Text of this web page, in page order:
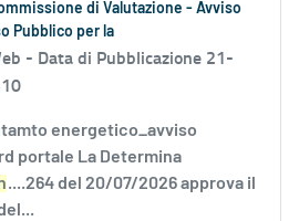
di Valutazione - Avviso
Pubblico per la
- Data di Pubblicazione 21-
energetico_avviso
portale La Determina
....264 del 20/07/2026 approva il